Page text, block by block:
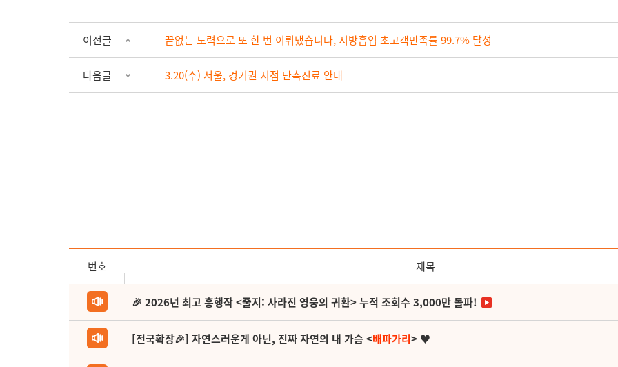
이전글 끝없는 노력으로 또 한 번 이뤄냈습니다, 지방흡입 초고객만족률 99.7% 달성
다음글 3.20(수) 서울, 경기권 지점 단축진료 안내
번호 제목
🎉 2026년 최고 흥행작 <줄지: 사라진 영웅의 귀환> 누적 조회수 3,000만 돌파!
[전국확장🎉] 자연스러운게 아닌, 진짜 자연의 내 가슴 <배파가리> ♥